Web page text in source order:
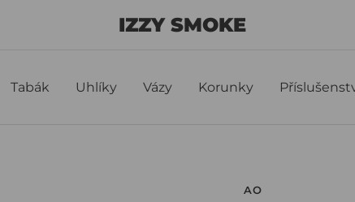
IZZY SMOKE
Tabák Uhlíky Vázy Korunky
AO